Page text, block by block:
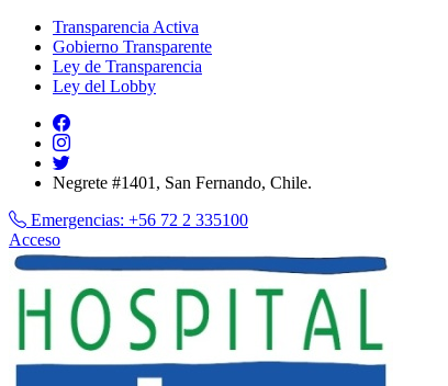
Transparencia Activa
Gobierno Transparente
Ley de Transparencia
Ley del Lobby
Negrete #1401, San Fernando, Chile.
Emergencias: +56 72 2 335100
Acceso